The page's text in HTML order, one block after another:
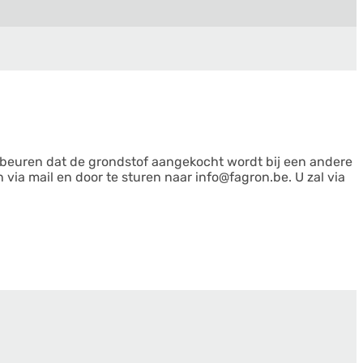
dat de grondstof aangekocht wordt bij een andere
mail en door te sturen naar info@fagron.be. U zal via